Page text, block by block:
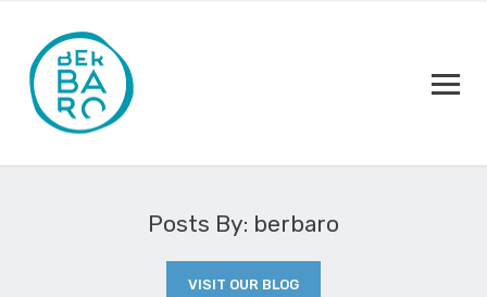
Posts By: berbaro
VISIT OUR BLOG